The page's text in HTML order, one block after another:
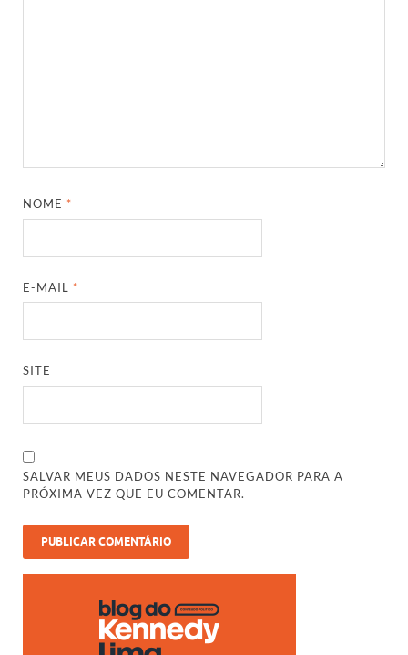
NOME*
E-MAIL*
SITE
SALVAR MEUS DADOS NESTE NAVEGADOR PARA A
PRÓXIMA VEZ QUE EU COMENTAR.